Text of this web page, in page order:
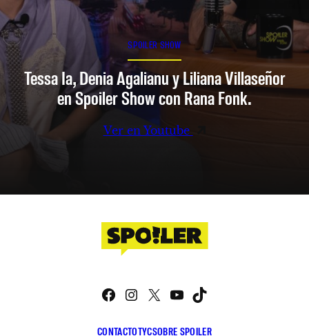
SPOILER SHOW
Tessa Ia, Denia Agalianu y Liliana Villaseñor
en Spoiler Show con Rana Fonk.
Ver en Youtube
CONTACTOTYCSOBRE SPOILER
Facebook
Instagram
X YouTube